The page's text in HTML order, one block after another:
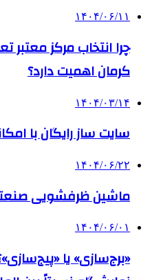
۱۴۰۴/۰۶/۱۱
چرا انتخاب مرکز معتبر
کرمان اهمیت دارد؟
۱۴۰۴/۰۳/۱۴
سایت ساز رایگان با
۱۴۰۴/۰۶/۲۲
ماشین ظرفشویی صنعتی
۱۴۰۴/۰۶/۰۱
«برج‌سازی» یا